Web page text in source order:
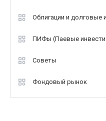
Облигации и долговые
ПИФы (Паевые
Советы
Фондовый рынок